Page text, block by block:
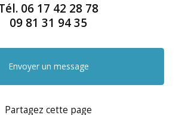
06 17 42 28 78
09 81 31 94 35
Envoyer un message
Partagez cette page